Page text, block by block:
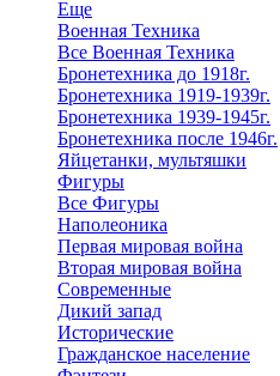
Еще
Военная Техника
Все Военная Техника
Бронетехника до 1918г.
Бронетехника 1919-1939г.
Бронетехника 1939-1945г.
Бронетехника после 1946г.
Яйцетанки, мультяшки
Фигуры
Все Фигуры
Наполеоника
Первая мировая война
Вторая мировая война
Современные
Дикий запад
Исторические
Гражданское население